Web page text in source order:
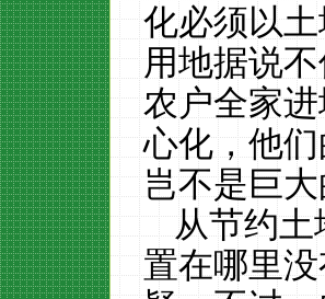
化必须以
用地据说
农户全家
心化，他
岂不是巨
从节约土
置在哪里